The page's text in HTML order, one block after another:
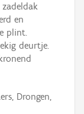
en
plint.
deurtje.
Drongen,